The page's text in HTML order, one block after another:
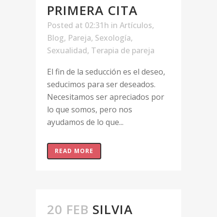
PRIMERA CITA
Posted at 02:31h in Artículos,
Blog, Pareja, Sexología,
Sexualidad, Terapia de pareja
El fin de la seducción es el deseo,
seducimos para ser deseados.
Necesitamos ser apreciados por
lo que somos, pero nos
ayudamos de lo que...
READ MORE
20 FEB SILVIA